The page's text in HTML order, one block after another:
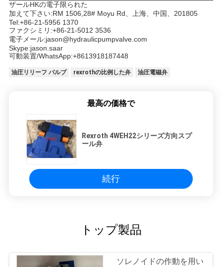
ザールHKの電子限られた
加えて下さい:RM 1506,28# Moyu Rd、上海、中国、201805
Tel:+86-21-5956 1370
ファクシミリ:+86-21-5012 3536
電子メール:jason@hydraulicpumpvalve.com
Skype:jason.saar
可動装置/WhatsApp:+8613918187448
油圧リリーフ バルブ rexrothの比例した弁 油圧電磁弁
最高の価格で
Rexroth 4WEH22シリーズ方向スプ
ール弁
続行
トップ製品
ソレノイドの作動を用い